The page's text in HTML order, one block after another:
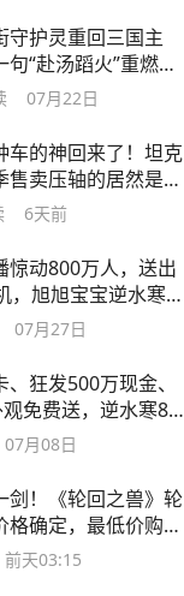
守护灵重回三国主
句“赴汤蹈火”重燃玩
07月22日
车的神回来了！坦克
售卖压轴的居然是
6天前
惊动800万人，送出
，旭旭宝宝逆水寒首
07月27日
狂发500万现金、
免费送，逆水寒8
了
07月08日
剑！《轮回之兽》轮
格确定，最低价购买
前天03:15